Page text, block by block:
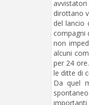
dirottano
del lancio
compagni
non
alcuni
per 24
le ditte di
Da quel
importanti